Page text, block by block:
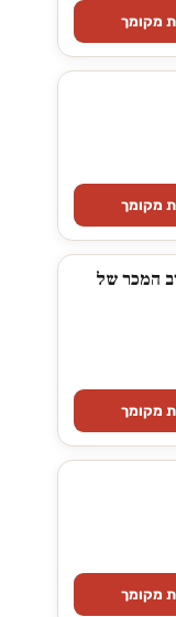
מקומך
מקומך
המכר של
מקומך
מקומך